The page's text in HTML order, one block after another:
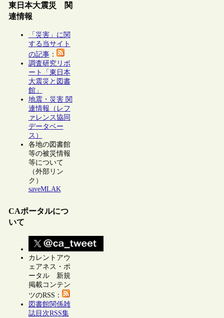
東日本大震災 関
連情報
「災害」に関
する当サイト
の記事：
調査研究リポ
ート「東日本
大震災と図書
館」
地震・災害 関
連情報（レフ
ァレンス協同
データベー
ス）
各地の図書館
等の被災情報
等について
（外部リン
ク）
saveMLAK
CAポータルにつ
いて
カレントアウ
ェアネス・ポ
ータル 新規
掲載コンテン
ツのRSS：
図書館関係雑
誌目次RSS集